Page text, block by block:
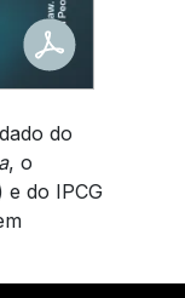
do
, o
do IPCG